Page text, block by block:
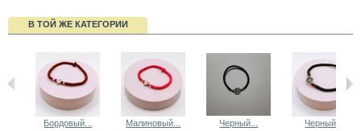
В ТОЙ ЖЕ КАТЕГОРИИ
Бордовый... Малиновый... Черный... Черный...